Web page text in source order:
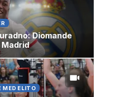
Diomande
Madrid
MED ELITO